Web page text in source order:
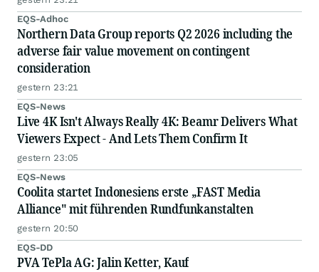
EQS-Adhoc
Northern Data Group reports Q2 2026 including the
adverse fair value movement on contingent
consideration
gestern 23:21
EQS-News
Live 4K Isn't Always Really 4K: Beamr Delivers What
Viewers Expect - And Lets Them Confirm It
gestern 23:05
EQS-News
Coolita startet Indonesiens erste „FAST Media
Alliance" mit führenden Rundfunkanstalten
gestern 20:50
EQS-DD
PVA TePla AG: Jalin Ketter, Kauf